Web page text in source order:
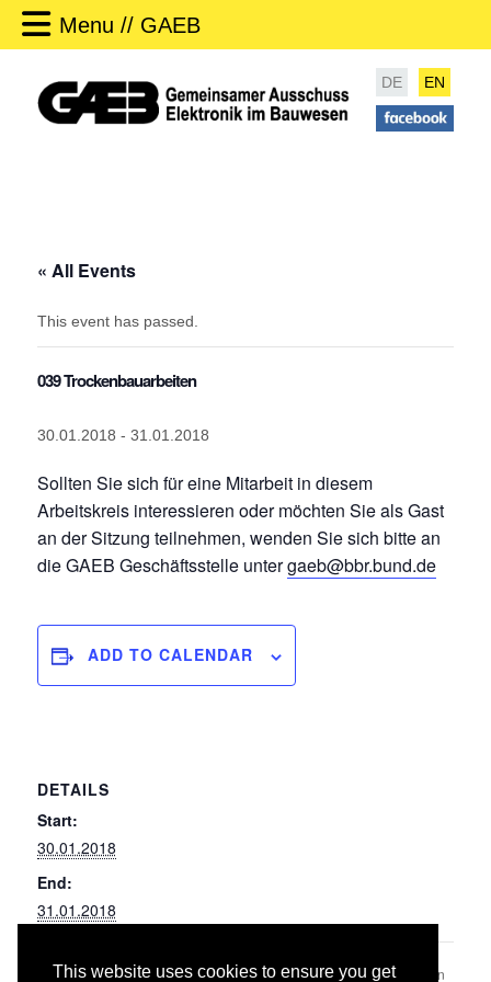
This website uses cookies to ensure you get
Menu // GAEB
DE EN
« All Events
This event has passed.
039 Trockenbauarbeiten
30.01.2018 - 31.01.2018
Sollten Sie sich für eine Mitarbeit in diesem
Arbeitskreis interessieren oder möchten Sie als Gast
an der Sitzung teilnehmen, wenden Sie sich bitte an
die GAEB Geschäftsstelle untergaeb@bbr.bund.de
ADD TO CALENDAR
DETAILS
Start:
30.01.2018
End:
31.01.2018
055 Sicherheits- und 040 Wärmeversorgungsanlagen